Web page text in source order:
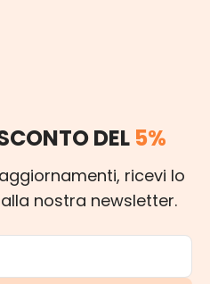
DEL 5%
ricevi lo
nostra newsletter.